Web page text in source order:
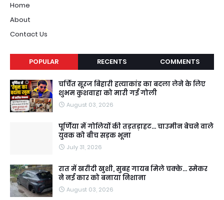
Home
About
Contact Us
POPULAR RECENTS COMMENTS
चर्चित सूरज बिहारी हत्याकांड का बदला लेने के लिए
शुभम कुशवाहा को मारी गई गोली
August 03, 2026
पूर्णिया में गोलियों की तड़तड़ाहट... चाउमीन बेचने वाले
युवक को बीच सड़क भूना
July 31, 2026
रात में खरीदी खुशी, सुबह गायब मिले चक्के... स्मेकर
ने नई कार को बनाया निशाना
August 03, 2026